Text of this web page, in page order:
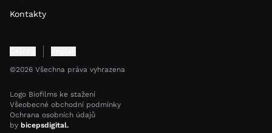
Kontakty
©2026 Všechna práva vyhrazena
Logo Biofilms ke stažení
Všeobecné obchodní podmínky
Ochrana osobních údajů
by bicepsdigital.